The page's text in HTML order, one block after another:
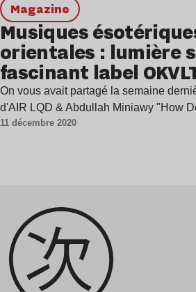
magazine
Musiques
orientales : lumière
fascinant label
On vous avait partagé la semaine
d'AIR LQD & Abdullah Miniawy "How
11 décembre 2020